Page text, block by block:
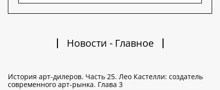
Новости - Главное
История арт-дилеров. Часть 25. Лео Кастелли: создатель
современного арт-рынка. Глава 3